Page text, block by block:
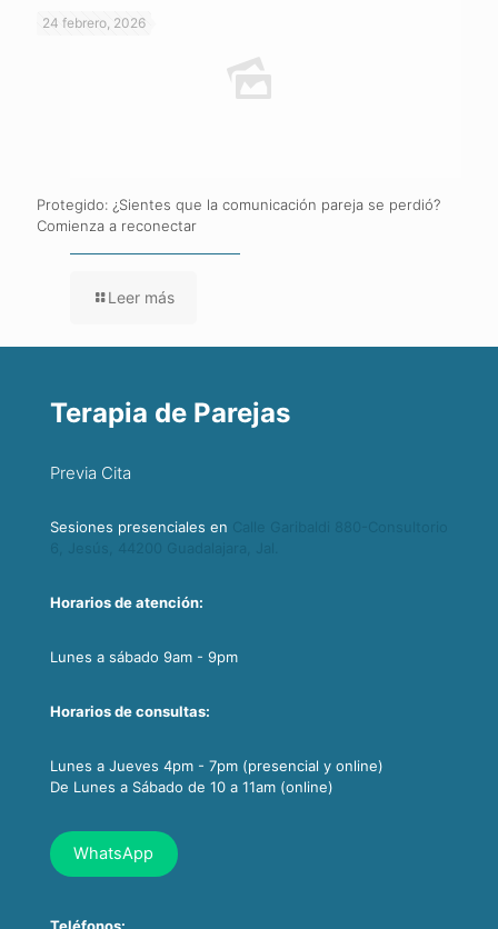
24 febrero, 2026
Protegido: ¿Sientes que la comunicación pareja se perdió?
Comienza a reconectar
Leer más
Terapia de Parejas
Previa Cita
Sesiones presenciales en
Horarios de atención:
Lunes a sábado 9am - 9pm
Horarios de consultas:
Lunes a Jueves 4pm - 7pm (presencial y online)
De Lunes a Sábado de 10 a 11am (online)
WhatsApp
Teléfonos: